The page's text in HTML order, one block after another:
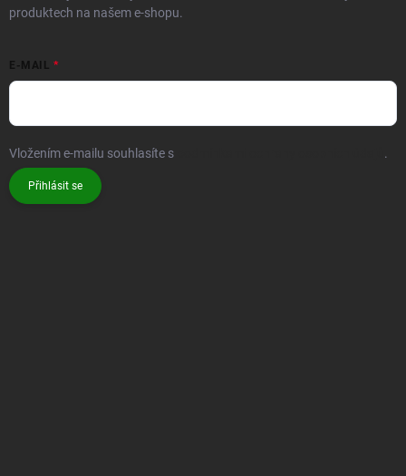
produktech na našem e-shopu.
E-MAIL
Vložením e-mailu souhlasíte s .
Přihlásit se